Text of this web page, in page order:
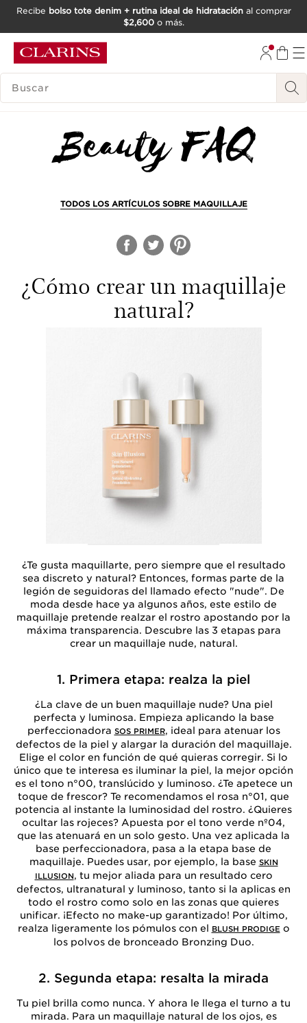
IR AL PIE DE PÁGINA
Recibe bolso tote denim + rutina ideal de hidrataciónal comprar
$2,600o más.
BUSCAR
TODOS LOS ARTÍCULOS SOBRE MAQUILLAJE
¿Cómo crear un maquillaje
natural?
¿Te gusta maquillarte, pero siempre que el resultado
sea discreto y natural? Entonces, formas parte de la
legión de seguidoras del llamado efecto "nude". De
moda desde hace ya algunos años, este estilo de
maquillaje pretende realzar el rostro apostando por la
máxima transparencia. Descubre las 3 etapas para
crear un maquillaje nude, natural.
1. Primera etapa: realza la piel
¿La clave de un buen maquillaje nude? Una piel
perfecta y luminosa. Empieza aplicando la base
perfeccionadora SOS PRIMER, ideal para atenuar los
defectos de la piel y alargar la duración del maquillaje.
Elige el color en función de qué quieras corregir. Si lo
único que te interesa es iluminar la piel, la mejor opción
es el tono n°00, translúcido y luminoso. ¿Te apetece un
toque de frescor? Te recomendamos el rosa n°01, que
potencia al instante la luminosidad del rostro. ¿Quieres
ocultar las rojeces? Apuesta por el tono verde nº04,
que las atenuará en un solo gesto. Una vez aplicada la
base perfeccionadora, pasa a la etapa base de
maquillaje. Puedes usar, por ejemplo, la base SKIN
ILLUSION, tu mejor aliada para un resultado cero
defectos, ultranatural y luminoso, tanto si la aplicas en
todo el rostro como solo en las zonas que quieres
unificar. ¡Efecto no make-up garantizado! Por último,
realza ligeramente los pómulos con el BLUSH PRODIGE o
los polvos de bronceado Bronzing Duo.
2. Segunda etapa: resalta la mirada
Tu piel brilla como nunca. Y ahora le llega el turno a tu
mirada. Para un maquillaje natural de los ojos, es